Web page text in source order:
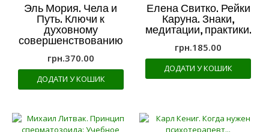
Эль Мория. Чела и
Путь. Ключи к
духовному
совершенствованию
грн.370.00
ДОДАТИ У КОШИК
Елена Свитко. Рейки
Каруна. Знаки,
медитации, практики.
грн.185.00
ДОДАТИ У КОШИК